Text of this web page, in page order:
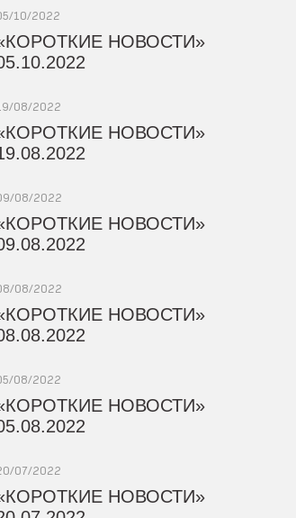
10/2022
НОВОСТИ»
08/2022
НОВОСТИ»
08/2022
НОВОСТИ»
08/2022
НОВОСТИ»
08/2022
НОВОСТИ»
07/2022
НОВОСТИ»